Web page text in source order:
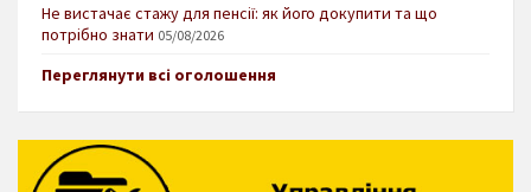
Не вистачає стажу для пенсії: як його докупити та що
потрібно знати 05/08/2026
Переглянути всі оголошення